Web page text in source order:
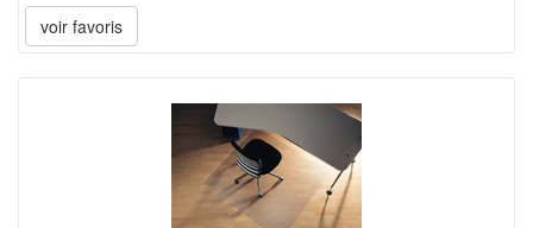
voir favoris